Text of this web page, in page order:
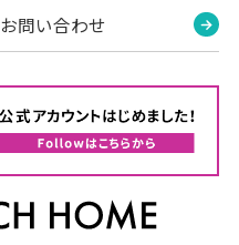
お問い合わせ